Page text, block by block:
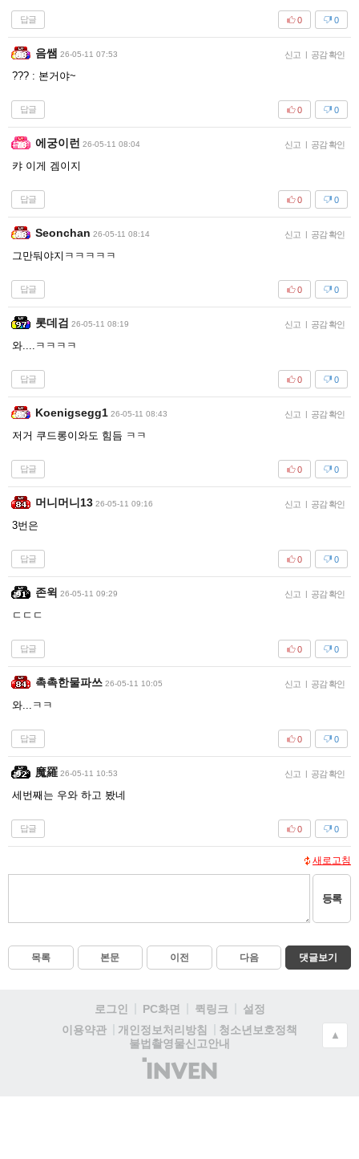
답글 0
0
음쌤 26-05-11 07:53 신고 | 공감 확인
??? : 본거야~
답글 0
0
에궁이런 26-05-11 08:04 신고 | 공감 확인
캬 이게 겜이지
답글 0
0
Seonchan 26-05-11 08:14 신고 | 공감 확인
그만둬야지ㅋㅋㅋㅋㅋ
답글 0
0
롯데검 26-05-11 08:19 신고 | 공감 확인
와....ㅋㅋㅋㅋ
답글 0
0
Koenigsegg1 26-05-11 08:43 신고 | 공감 확인
저거 쿠드롱이와도 힘듬 ㅋㅋ
답글 0
0
머니머니13 26-05-11 09:16 신고 | 공감 확인
3번은
답글 0
0
존윅 26-05-11 09:29 신고 | 공감 확인
ㄷㄷㄷ
답글 0
0
촉촉한물파쓰 26-05-11 10:05 신고 | 공감 확인
와...ㅋㅋ
답글 0
0
魔羅 26-05-11 10:53 신고 | 공감 확인
세번째는 우와 하고 봤네
답글 0
0
새로고침
등록
목록 본문 이전 다음 댓글보기
로그인 PC화면 퀵링크
설정
이용약관
개인정보처리방침
청소년보호정책
불법촬영물신고안내
(주)
인
▲